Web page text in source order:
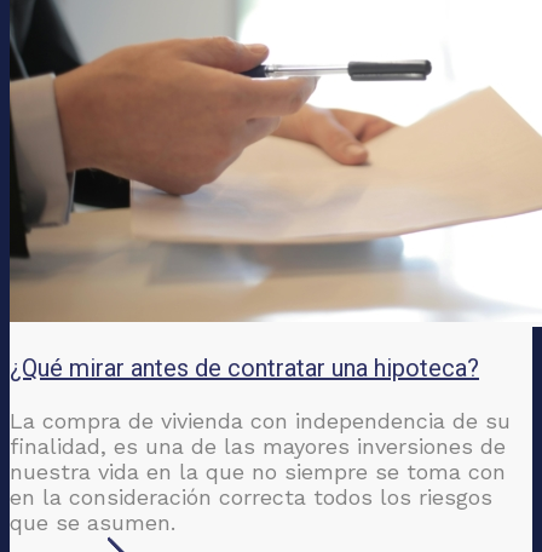
¿Qué mirar antes de contratar una hipoteca?
La compra de vivienda con independencia de su
finalidad, es una de las mayores inversiones de
nuestra vida en la que no siempre se toma con
en la consideración correcta todos los riesgos
que se asumen.